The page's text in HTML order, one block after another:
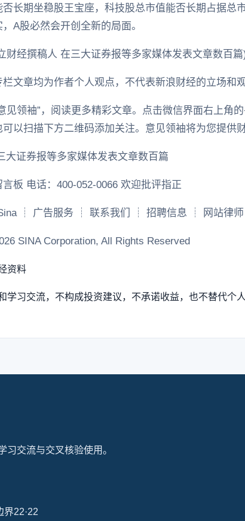
长期坐稳股王宝座，科技股总市值能否长期占据总
A股必然会开创全新的局面。
财经撰稿人 在三大证券报等多家媒体发表文章数百篇
文章均为作者个人观点，不代表新浪财经的立场和观
见领袖”，阅读更多精彩文章。点击微信界面右上角
可以扫描下方二维码添加关注。意见领袖将为您提供
大证券报等多家媒体发表文章数百篇
板 电话：400-052-0066 欢迎批评指正
┊ 广告服务 ┊ 联系我们 ┊ 招聘信息 ┊ 网站律
SINA Corporation, All Rights Reserved
资料
学习交流，不构成投资建议，不承诺收益，也不替代个人
交流与交叉核验使用。
界22·22